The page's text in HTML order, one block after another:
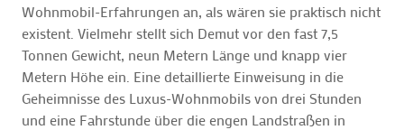
Wohnmobil-Erfahrungen an, als wären sie praktisch nicht
existent. Vielmehr stellt sich Demut vor den fast 7,5
Tonnen Gewicht, neun Metern Länge und knapp vier
Metern Höhe ein. Eine detaillierte Einweisung in die
Geheimnisse des Luxus-Wohnmobils von drei Stunden
und eine Fahrstunde über die engen Landstraßen in